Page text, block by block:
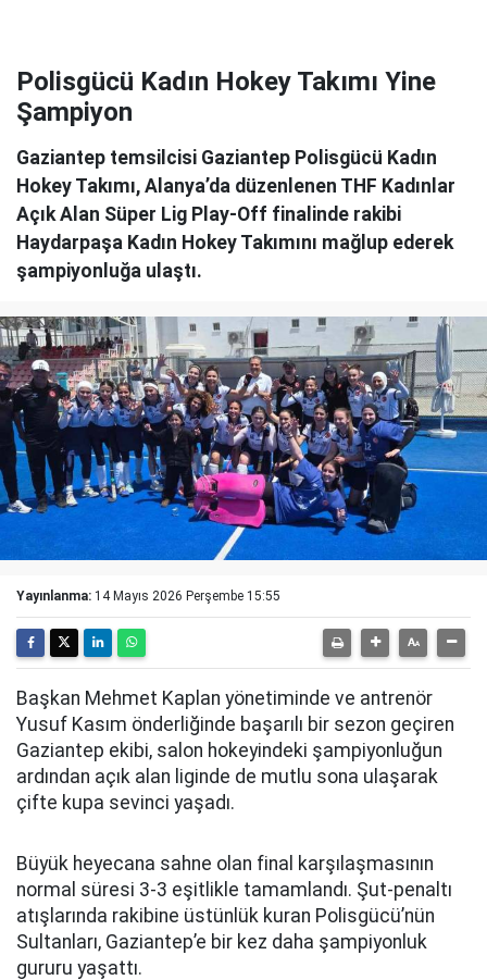
Polisgücü Kadın Hokey Takımı Yine
Şampiyon
Gaziantep temsilcisi Gaziantep Polisgücü Kadın
Hokey Takımı, Alanya’da düzenlenen THF Kadınlar
Açık Alan Süper Lig Play-Off finalinde rakibi
Haydarpaşa Kadın Hokey Takımını mağlup ederek
şampiyonluğa ulaştı.
Yayınlanma: 14 Mayıs 2026 Perşembe 15:55
Başkan Mehmet Kaplan yönetiminde ve antrenör
Yusuf Kasım önderliğinde başarılı bir sezon geçiren
Gaziantep ekibi, salon hokeyindeki şampiyonluğun
ardından açık alan liginde de mutlu sona ulaşarak
çifte kupa sevinci yaşadı.
Büyük heyecana sahne olan final karşılaşmasının
normal süresi 3-3 eşitlikle tamamlandı. Şut-penaltı
atışlarında rakibine üstünlük kuran Polisgücü’nün
Sultanları, Gaziantep’e bir kez daha şampiyonluk
gururu yaşattı.